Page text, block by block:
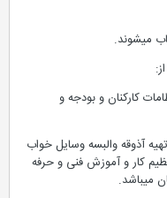
میشوند.
کارکنان و بودجه و
آذوقه والبسه وسایل خواب
کار و آموزش فنی و حرفه